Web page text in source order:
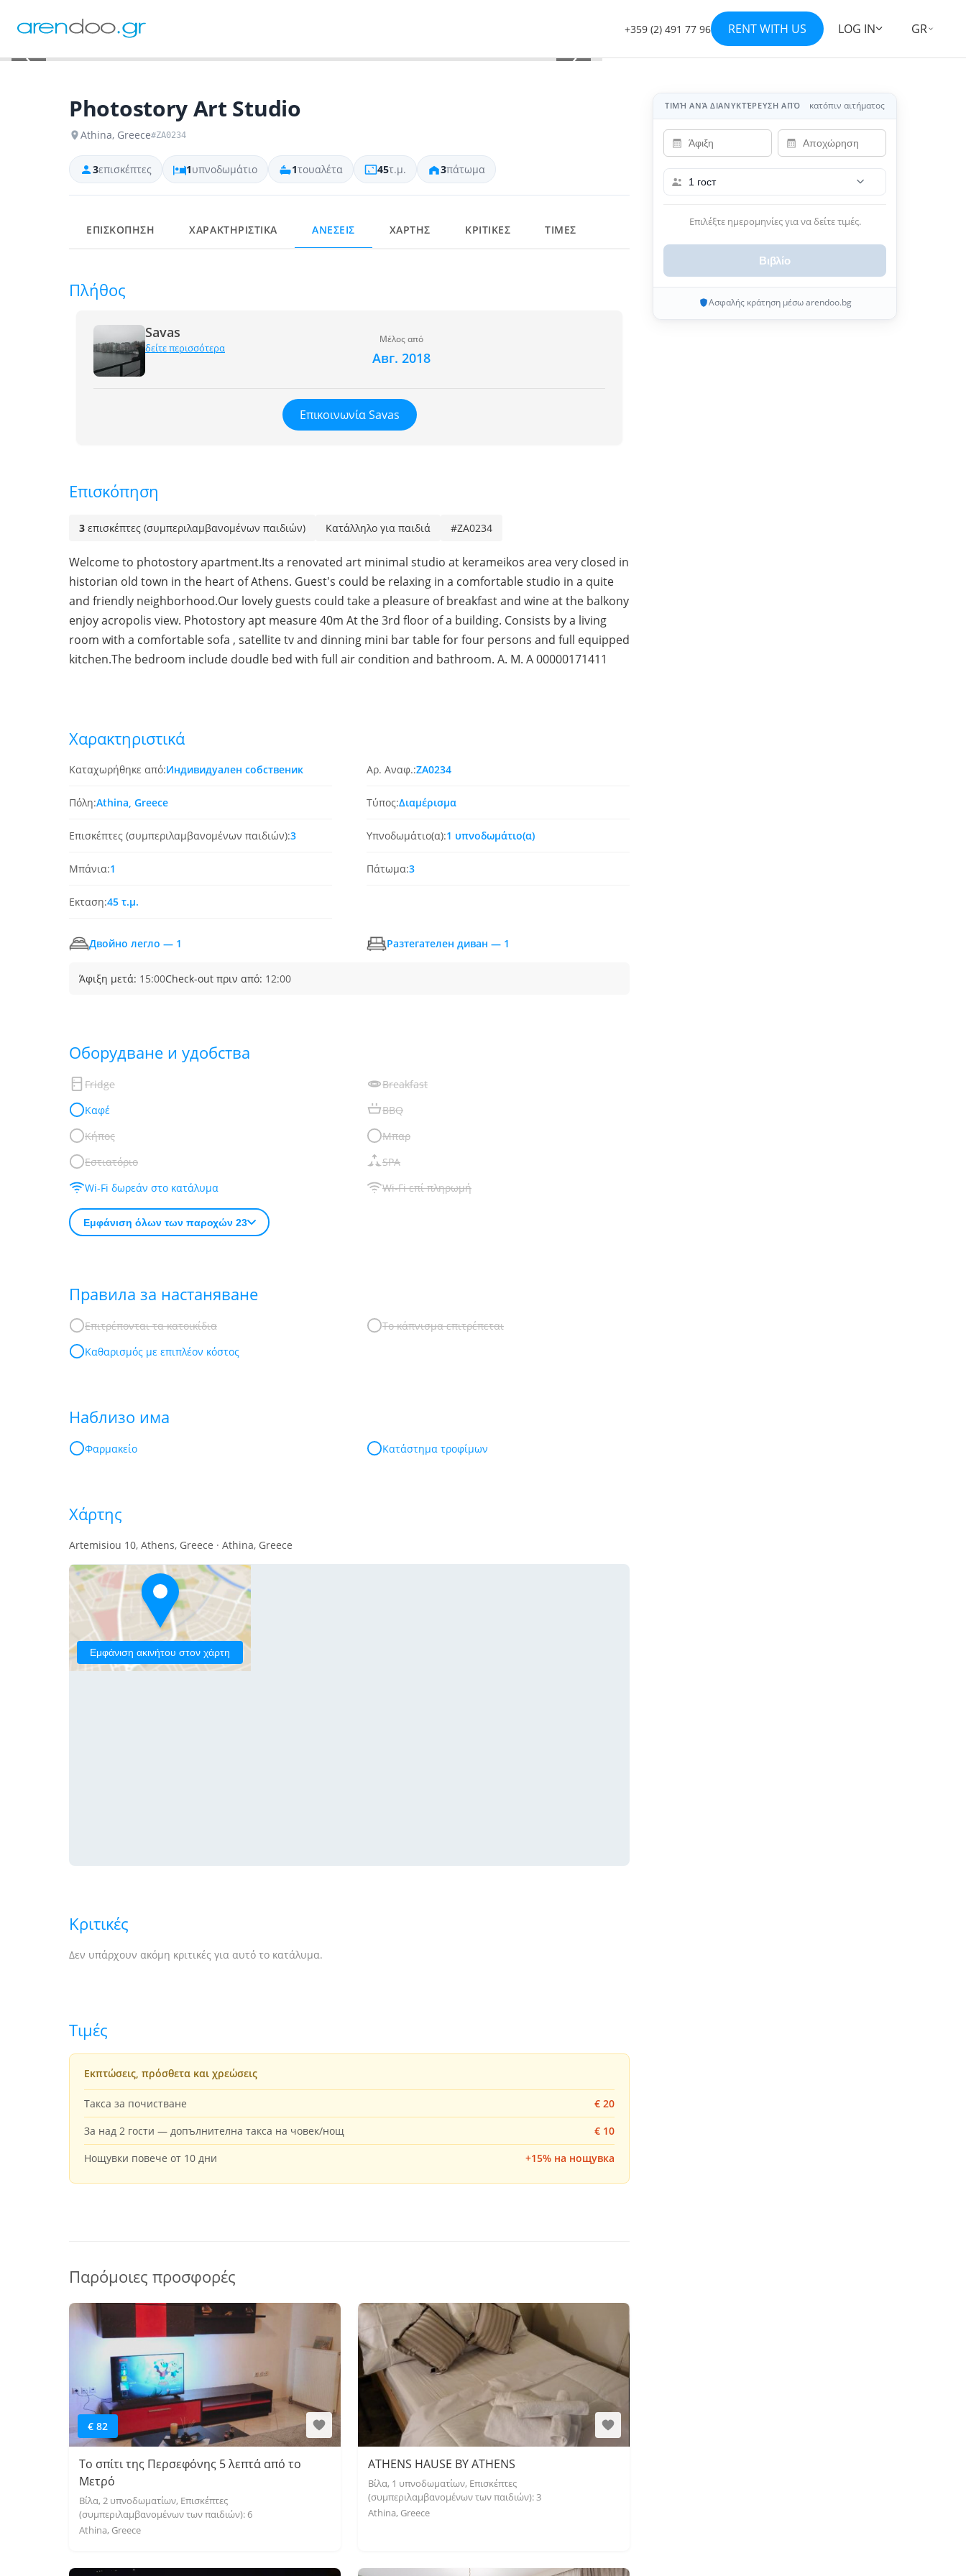
+359 (2) 491 77 96 RENT WITH US LOG IN GR
‹ ›
Εμφάνιση όλων των φωτογραφιών 15
Photostory Art Studio
Athina, Greece#ZA0234
3επισκέπτες 1υπνοδωμάτιο 1τουαλέτα 45τ.μ. 3πάτωμα
ΕΠΙΣΚΟΠΗΣΗ ΧΑΡΑΚΤΗΡΙΣΤΙΚΑ ΑΝΕΣΕΙΣ ΧΑΡΤΗΣ ΚΡΙΤΙΚΕΣ ΤΙΜΕΣ
Πλήθος
Savas
δείτε περισσότερα
Μέλος από
Авг. 2018
Επικοινωνία Savas
Επισκόπηση
3 επισκέπτες (συμπεριλαμβανομένων παιδιών) Κατάλληλο για παιδιά #ZA0234
Welcome to photostory apartment.Its a renovated art minimal studio at kerameikos area very closed in
historian old town in the heart of Athens. Guest's could be relaxing in a comfortable studio in a quite
and friendly neighborhood.Our lovely guests could take a pleasure of breakfast and wine at the balkony
enjoy acropolis view. Photostory apt measure 40m At the 3rd floor of a building. Consists by a living
room with a comfortable sofa , satellite tv and dinning mini bar table for four persons and full equipped
kitchen.The bedroom include doudle bed with full air condition and bathroom. A. Μ. Α 00000171411
Χαρακτηριστικά
Καταχωρήθηκε από:Индивидуален собственик Αρ. Αναφ.:ZA0234
Πόλη:Athina, Greece Τύπος:Διαμέρισμα
Επισκέπτες (συμπεριλαμβανομένων παιδιών):3 Υπνοδωμάτιο(α):1 υπνοδωμάτιο(α)
Μπάνια:1 Πάτωμα:3
Εκταση:45 τ.μ.
Двойно легло — 1 Разтегателен диван — 1
Άφιξη μετά: 15:00Check-out πριν από: 12:00
Обoрудване и удобства
Fridge
Breakfast
Καφέ
BBQ
Κήπος
Μπαρ
Εστιατόριο
SPA
Wi-Fi δωρεάν στο κατάλυμα
Wi-Fi επί πληρωμή
Εμφάνιση όλων των παροχών 23
Правила за настаняване
Επιτρέπονται τα κατοικίδια
Το κάπνισμα επιτρέπεται
Καθαρισμός με επιπλέον κόστος
Наблизо има
Φαρμακείο Κατάστημα τροφίμων
Χάρτης
Artemisiou 10, Athens, Greece · Athina, Greece
Εμφάνιση ακινήτου στον χάρτη
Κριτικές
Δεν υπάρχουν ακόμη κριτικές για αυτό το κατάλυμα.
Τιμές
Εκπτώσεις, πρόσθετα και χρεώσεις
Такса за почистване
€ 20
За над 2 гости — допълнителна такса на човек/нощ
€ 10
Нощувки повече от 10 дни
+15% на нощувка
Παρόμοιες προσφορές
€ 82
Το σπίτι της Περσεφόνης 5 λεπτά από το
Μετρό
Βίλα, 2 υπνοδωματίων, Επισκέπτες
(συμπεριλαμβανομένων των παιδιών): 6
Athina, Greece
ATHENS HAUSE BY ATHENS
Βίλα, 1 υπνοδωματίων, Επισκέπτες
(συμπεριλαμβανομένων των παιδιών): 3
Athina, Greece
ΤΙΜΉ ΑΝΆ ΔΙΑΝΥΚΤΈΡΕΥΣΗ ΑΠΌ κατόπιν αιτήματος
1 гост
Επιλέξτε ημερομηνίες για να δείτε τιμές.
Βιβλίο
Ασφαλής κράτηση μέσω arendoo.bg